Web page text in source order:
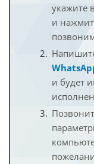
укажите
и
и будет